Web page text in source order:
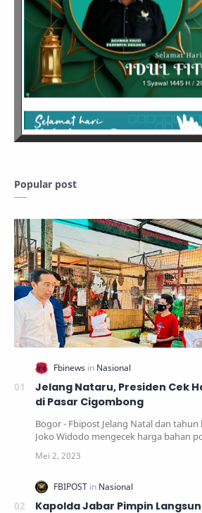
Popular post
Jelang Nataru, Presiden Cek
di Pasar Cigombong
Bogor - Fbipost Jelang Natal dan
Joko Widodo mengecek harga bahan
Kapolda Jabar Pimpin